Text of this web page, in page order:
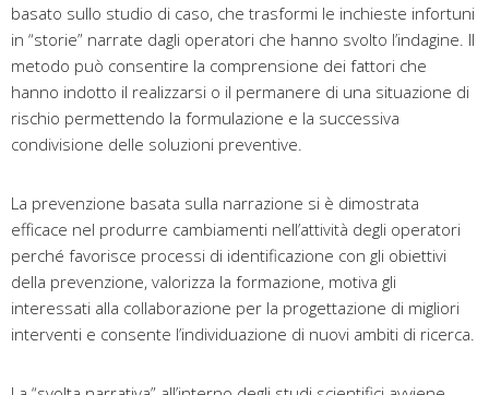
basato sullo studio di caso, che trasformi le inchieste infortuni
in “storie” narrate dagli operatori che hanno svolto l’indagine. Il
metodo può consentire la comprensione dei fattori che
hanno indotto il realizzarsi o il permanere di una situazione di
rischio permettendo la formulazione e la successiva
condivisione delle soluzioni preventive.
La prevenzione basata sulla narrazione si è dimostrata
efficace nel produrre cambiamenti nell’attività degli operatori
perché favorisce processi di identificazione con gli obiettivi
della prevenzione, valorizza la formazione, motiva gli
interessati alla collaborazione per la progettazione di migliori
interventi e consente l’individuazione di nuovi ambiti di ricerca.